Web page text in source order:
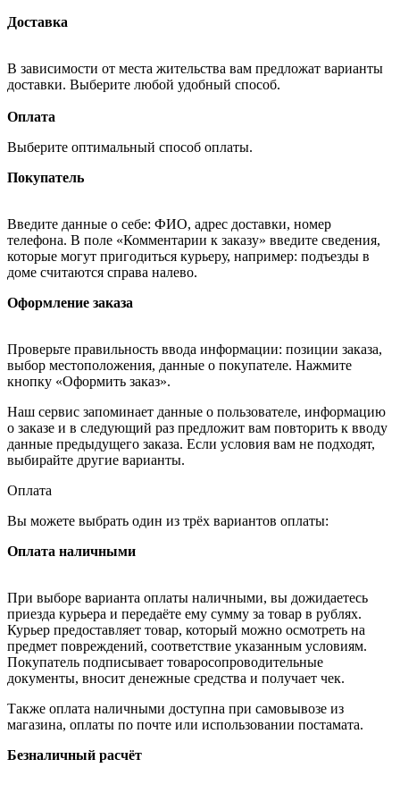
Доставка
В зависимости от места жительства вам предложат варианты
доставки. Выберите любой удобный способ.
Оплата
Выберите оптимальный способ оплаты.
Покупатель
Введите данные о себе: ФИО, адрес доставки, номер
телефона. В поле «Комментарии к заказу» введите сведения,
которые могут пригодиться курьеру, например: подъезды в
доме считаются справа налево.
Оформление заказа
Проверьте правильность ввода информации: позиции заказа,
выбор местоположения, данные о покупателе. Нажмите
кнопку «Оформить заказ».
Наш сервис запоминает данные о пользователе, информацию
о заказе и в следующий раз предложит вам повторить к вводу
данные предыдущего заказа. Если условия вам не подходят,
выбирайте другие варианты.
Оплата
Вы можете выбрать один из трёх вариантов оплаты:
Оплата наличными
При выборе варианта оплаты наличными, вы дожидаетесь
приезда курьера и передаёте ему сумму за товар в рублях.
Курьер предоставляет товар, который можно осмотреть на
предмет повреждений, соответствие указанным условиям.
Покупатель подписывает товаросопроводительные
документы, вносит денежные средства и получает чек.
Также оплата наличными доступна при самовывозе из
магазина, оплаты по почте или использовании постамата.
Безналичный расчёт